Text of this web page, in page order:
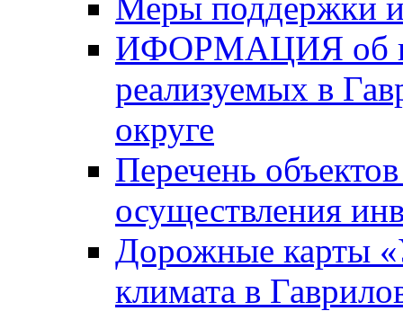
ИФОРМАЦИЯ об
реализуемых в
округе
Перечень
осуществления
Дорожные карты
климата в